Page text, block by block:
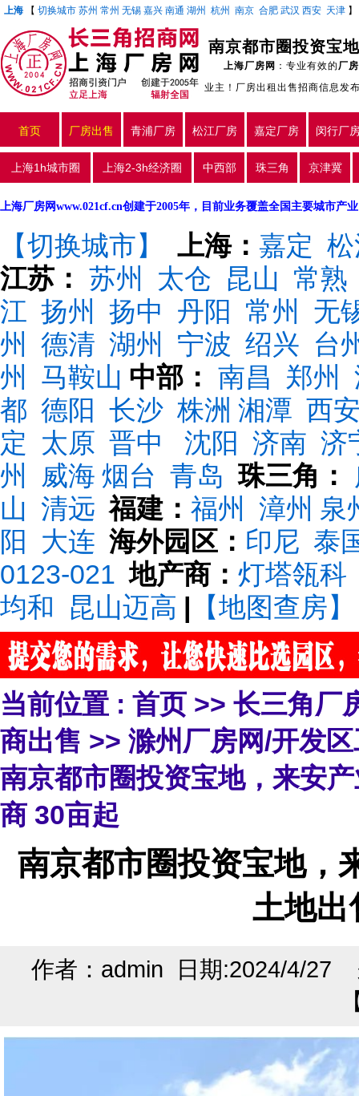
上海 【 切换城市 苏州 常州 无锡 嘉兴 南通 湖州 杭州 南京 合肥 武汉 西安 天津 】
上海厂房网 ：专业有效的厂
业主！厂房出租出售招商信息发
首页 厂房出售 青浦厂房 松江厂房 嘉定厂房 闵行厂
上海1h城市圈 上海2-3h经济圈 中西部 珠三角 京津冀
上海厂房网www.021cf.cn创建于2005年，目前业务覆盖全国主要城市产
【切换城市】 上海： 嘉定
江苏： 苏州 太仓 昆山 常熟
江 扬州 扬中 丹阳 常州
无
州
德清 湖州 宁波 绍兴 台
州
马鞍山 中部： 南昌 郑州
都 德阳 长沙 株洲 湘潭 西
定 太原 晋中 沈阳 济南 济
州
威海 烟台 青岛 珠三角：
山 清远 福建： 福州 漳州 泉
阳
大连 海外园区： 印尼 泰
0123-021 地产商： 灯塔瓴科
均和
昆山迈高 | 【地图查房】
当前位置 : 首页 >> 长三角厂
商出售 >> 滁州厂房网/开发
南京都市圈投资宝地，来安
商 30亩起
南京都市圈投资宝地，
土地出
作者：admin 日期:2024/4/27